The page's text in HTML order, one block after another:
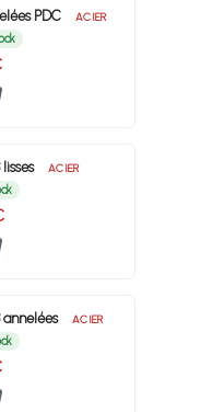
PDC ACIER
lisses ACIER
annelées ACIER